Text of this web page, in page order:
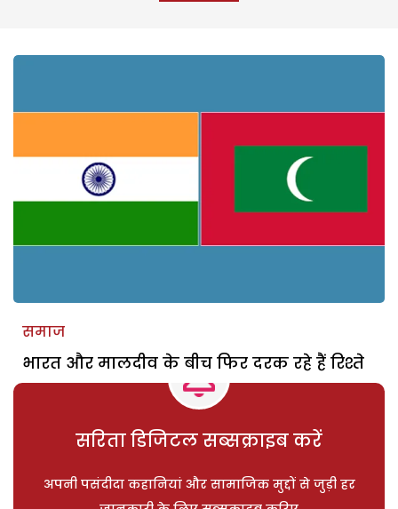
समाज
भारत और मालदीव के बीच फिर दरक रहे हैं रिश्ते
सरिता डिजिटल सब्सक्राइब करें
अपनी पसंदीदा कहानियां और सामाजिक मुद्दों से जुड़ी हर